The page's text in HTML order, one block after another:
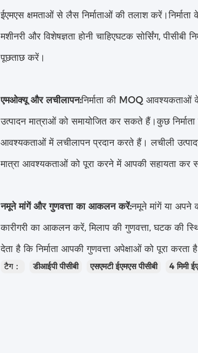
ईएमएस क्षमताओं से लैस निर्माताओं की तलाश
मशीनरी और विशेषज्ञता होनी चाहिएघटक सोर्सिंग,
पूछताछ करें।
एमओक्यू और लचीलापन:निर्माता की MOQ
उत्पादन मात्राओं को समायोजित कर सकते हैं।कुछ
आवश्यकताओं में लचीलापन प्रदान करते हैं। लचीली उत्पादन
मात्रा आवश्यकताओं को पूरा करने में आपकी सहायता कर
नमूने मांगें और गुणवत्ता का आकलन करें:नमूने मांगें या अपने
कारीगरी का आकलन करें, मिलाप की गुणवत्ता, घटक की
देता है कि निर्माता आपकी गुणवत्ता अपेक्षाओं को पूरा करता
टैग： डीआईपी पीसीबी एसएमटी ईएमएस पीसीबी 4 मिमी